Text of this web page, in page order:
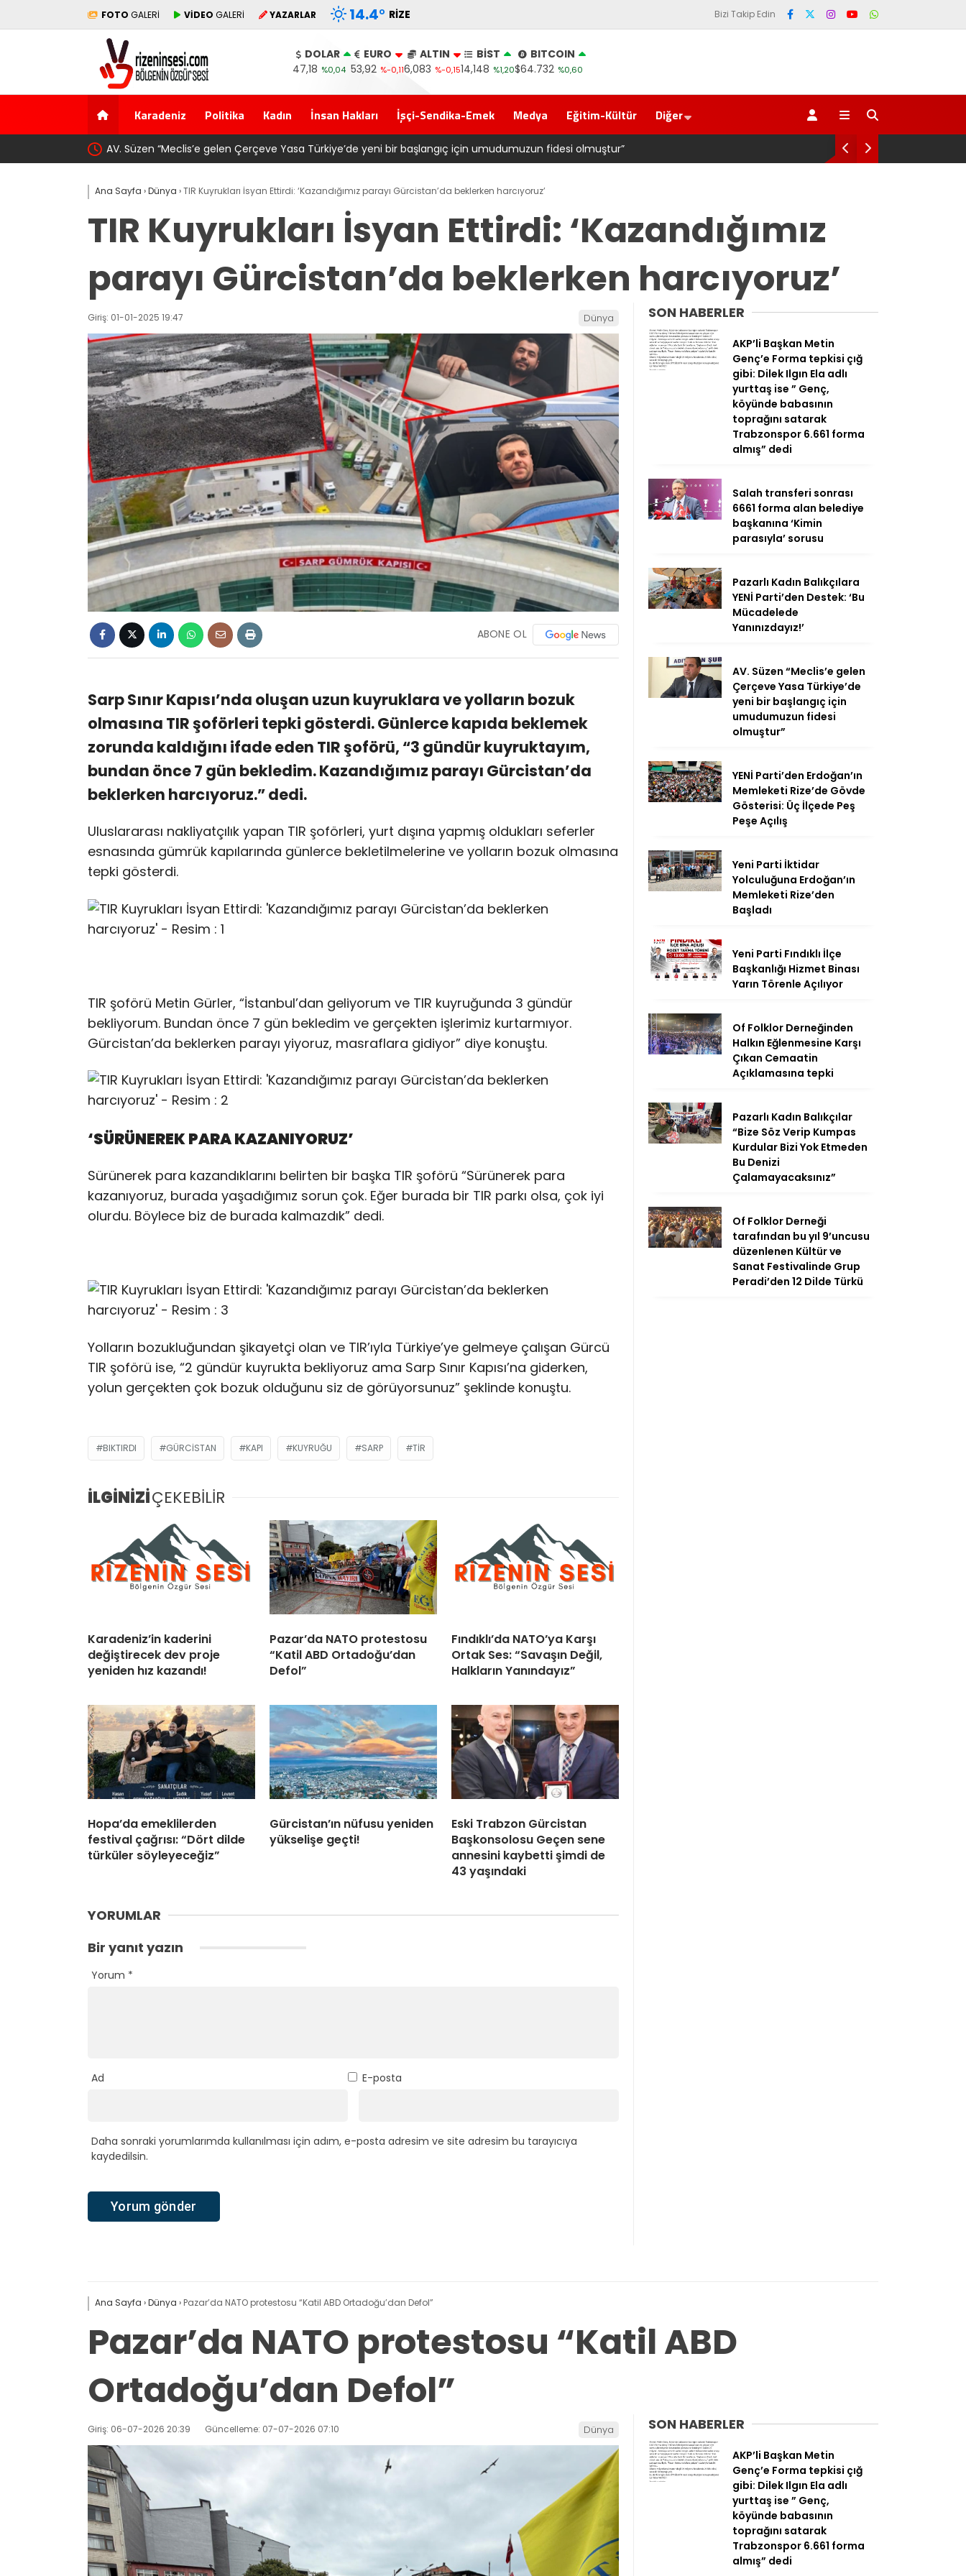
FOTO GALERİ VİDEO GALERİ YAZARLAR 14.4° RIZE Bizi Takip Edin
DOLAR
47,18 %0,04
EURO
53,92 %-0,11
ALTIN
6,083 %-0,15
BİST
14,148 %1,20
BITCOIN
$64.732 %0,60
Karadeniz Politika Kadın İnsan Hakları İşçi-Sendika-Emek Medya Eğitim-Kültür Diğer
AV. Süzen “Meclis’e gelen Çerçeve Yasa Türkiye’de yeni bir başlangıç için umudumuzun fidesi olmuştur” YENİ Parti’den Erdoğan’ın Memleketi
Ana Sayfa ›Dünya ›TIR Kuyrukları İsyan Ettirdi: ‘Kazandığımız parayı Gürcistan’da beklerken harcıyoruz’
TIR Kuyrukları İsyan Ettirdi: ‘Kazandığımız
parayı Gürcistan’da beklerken harcıyoruz’
Giriş: 01-01-2025 19:47 Dünya
ABONE OL
Sarp Sınır Kapısı’nda oluşan uzun kuyruklara ve yolların bozuk
olmasına TIR şoförleri tepki gösterdi. Günlerce kapıda beklemek
zorunda kaldığını ifade eden TIR şoförü, “3 gündür kuyruktayım,
bundan önce 7 gün bekledim. Kazandığımız parayı Gürcistan’da
beklerken harcıyoruz.” dedi.
Uluslararası nakliyatçılık yapan TIR şoförleri, yurt dışına yapmış oldukları seferler
esnasında gümrük kapılarında günlerce bekletilmelerine ve yolların bozuk olmasına
tepki gösterdi.
TIR şoförü Metin Gürler, “İstanbul’dan geliyorum ve TIR kuyruğunda 3 gündür
bekliyorum. Bundan önce 7 gün bekledim ve gerçekten işlerimiz kurtarmıyor.
Gürcistan’da beklerken parayı yiyoruz, masraflara gidiyor” diye konuştu.
‘SÜRÜNEREK PARA KAZANIYORUZ’
Sürünerek para kazandıklarını belirten bir başka TIR şoförü “Sürünerek para
kazanıyoruz, burada yaşadığımız sorun çok. Eğer burada bir TIR parkı olsa, çok iyi
olurdu. Böylece biz de burada kalmazdık” dedi.
Yolların bozukluğundan şikayetçi olan ve TIR’ıyla Türkiye’ye gelmeye çalışan Gürcü
TIR şoförü ise, “2 gündür kuyrukta bekliyoruz ama Sarp Sınır Kapısı’na giderken,
yolun gerçekten çok bozuk olduğunu siz de görüyorsunuz” şeklinde konuştu.
BIKTIRDI GÜRCISTAN KAPI KUYRUĞU SARP TIR
İLGİNİZİÇEKEBİLİR
Karadeniz’in kaderini
değiştirecek dev proje
yeniden hız kazandı!
Pazar’da NATO protestosu
“Katil ABD Ortadoğu’dan
Defol”
Fındıklı’da NATO’ya Karşı
Ortak Ses: “Savaşın Değil,
Halkların Yanındayız”
Hopa’da emeklilerden
festival çağrısı: “Dört dilde
türküler söyleyeceğiz”
Gürcistan’ın nüfusu yeniden
yükselişe geçti!
Eski Trabzon Gürcistan
Başkonsolosu Geçen sene
annesini kaybetti şimdi de
43 yaşındaki
YORUMLAR
Bir yanıt yazın
Yorum *
Ad E-posta
Daha sonraki yorumlarımda kullanılması için adım, e-posta adresim ve site adresim bu tarayıcıya
kaydedilsin.
SON HABERLER
AKP’li Başkan Metin
Genç’e Forma tepkisi çığ
gibi: Dilek Ilgın Ela adlı
yurttaş ise ” Genç,
köyünde babasının
toprağını satarak
Trabzonspor 6.661 forma
almış” dedi
Salah transferi sonrası
6661 forma alan belediye
başkanına ‘Kimin
parasıyla’ sorusu
Pazarlı Kadın Balıkçılara
YENİ Parti’den Destek: ‘Bu
Mücadelede
Yanınızdayız!’
AV. Süzen “Meclis’e gelen
Çerçeve Yasa Türkiye’de
yeni bir başlangıç için
umudumuzun fidesi
olmuştur”
YENİ Parti’den Erdoğan’ın
Memleketi Rize’de Gövde
Gösterisi: Üç İlçede Peş
Peşe Açılış
Yeni Parti İktidar
Yolculuğuna Erdoğan’ın
Memleketi Rize’den
Başladı
Yeni Parti Fındıklı İlçe
Başkanlığı Hizmet Binası
Yarın Törenle Açılıyor
Of Folklor Derneğinden
Halkın Eğlenmesine Karşı
Çıkan Cemaatin
Açıklamasına tepki
Pazarlı Kadın Balıkçılar
“Bize Söz Verip Kumpas
Kurdular Bizi Yok Etmeden
Bu Denizi
Çalamayacaksınız”
Of Folklor Derneği
tarafından bu yıl 9’uncusu
düzenlenen Kültür ve
Sanat Festivalinde Grup
Peradi’den 12 Dilde Türkü
Ana Sayfa ›Dünya › Pazar’da NATO protestosu “Katil ABD Ortadoğu’dan Defol”
Pazar’da NATO protestosu “Katil ABD
Ortadoğu’dan Defol”
Giriş: 06-07-2026 20:39 Güncelleme: 07-07-2026 07:10 Dünya SON HABERLER
AKP’li Başkan Metin
Genç’e Forma tepkisi çığ
gibi: Dilek Ilgın Ela adlı
yurttaş ise ” Genç,
köyünde babasının
toprağını satarak
Trabzonspor 6.661 forma
almış” dedi